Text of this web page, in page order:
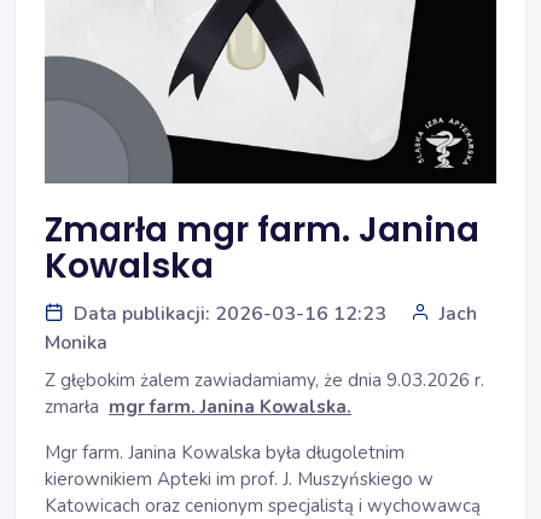
Zmarła mgr farm. Janina
Kowalska
Data publikacji: 2026-03-16 12:23
Jach
Monika
Z głębokim żalem zawiadamiamy, że dnia 9.03.2026 r.
zmarła mgr farm. Janina Kowalska.
Mgr farm. Janina Kowalska była długoletnim
kierownikiem Apteki im prof. J. Muszyńskiego w
Katowicach oraz cenionym specjalistą i wychowawcą